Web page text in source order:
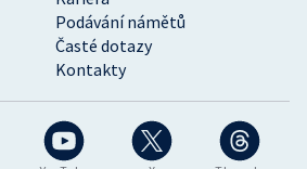
Podávání námětů
Časté dotazy
Kontakty